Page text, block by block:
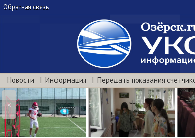
Обратная связь
Новости Информация Передать показания
<